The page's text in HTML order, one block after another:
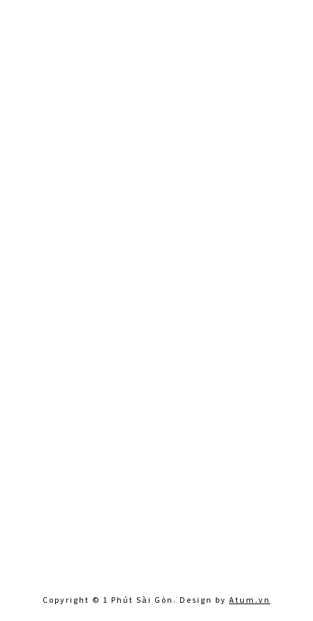
Copyright © 1 Phút Sài Gòn. Design by Atum.vn